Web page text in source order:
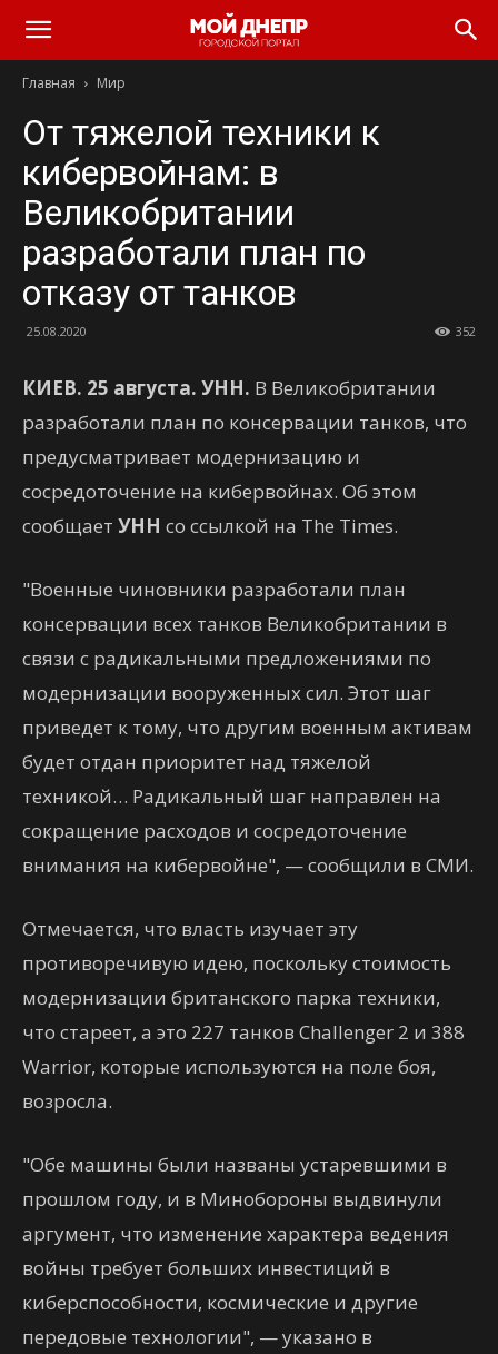
Главная Мир
От тяжелой техники к
кибервойнам: в
Великобритании
разработали план по
отказу от танков
25.08.2020 352
КИЕВ. 25 августа. УНН. В Великобритании
разработали план по консервации танков, что
предусматривает модернизацию и
сосредоточение на кибервойнах. Об этом
сообщает УНН со ссылкой на The Times.
"Военные чиновники разработали план
консервации всех танков Великобритании в
связи с радикальными предложениями по
модернизации вооруженных сил. Этот шаг
приведет к тому, что другим военным активам
будет отдан приоритет над тяжелой
техникой… Радикальный шаг направлен на
сокращение расходов и сосредоточение
внимания на кибервойне", — сообщили в СМИ.
Отмечается, что власть изучает эту
противоречивую идею, поскольку стоимость
модернизации британского парка техники,
что стареет, а это 227 танков Challenger 2 и 388
Warrior, которые используются на поле боя,
возросла.
"Обе машины были названы устаревшими в
прошлом году, и в Минобороны выдвинули
аргумент, что изменение характера ведения
войны требует больших инвестиций в
киберспособности, космические и другие
передовые технологии", — указано в